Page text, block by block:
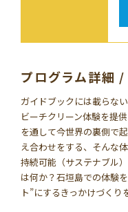
プログラム詳細
ガイドブックには載らな
ビーチクリーン体験を提
を通して今世界の裏側で
え合わせをする、そんな
持続可能（サステナブル
は何か？石垣島での体験
ト”にするきっかけづくり